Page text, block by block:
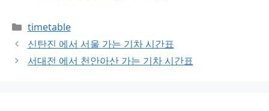
Categories
timetable
신탄진 에서 서울 가는 기차 시간표
서대전 에서 천안아산 가는 기차 시간표